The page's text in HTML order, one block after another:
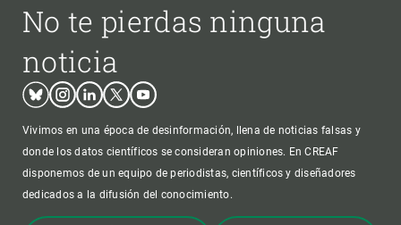
No te pierdas ninguna
noticia
BlueskyInstagram
LinkedinTwitterYoutube
Vivimos en una época de desinformación, llena de noticias falsas y
donde los datos científicos se consideran opiniones. En CREAF
disponemos de un equipo de periodistas, científicos y diseñadores
dedicados a la difusión del conocimiento.